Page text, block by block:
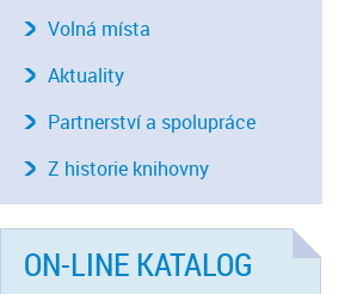
Volná místa
Aktuality
Partnerství a spolupráce
Z historie knihovny
ON-LINE KATALOG